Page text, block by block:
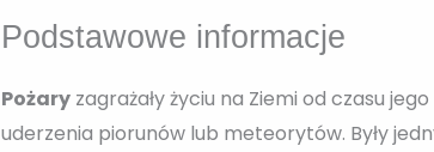
Podstawowe informacje
Pożary zagrażały życiu na Ziemi od czasu
uderzenia piorunów lub meteorytów. Były